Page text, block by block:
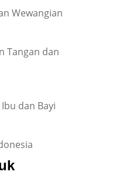
Wewangian
Tangan dan
dan Bayi